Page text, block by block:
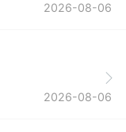
2026-08-06
2026-08-06